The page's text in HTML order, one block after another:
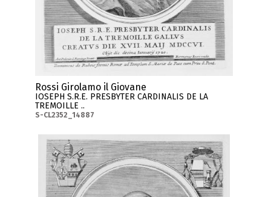
Rossi Girolamo il Giovane
IOSEPH S.R.E. PRESBYTER CARDINALIS DE LA
TREMOILLE ..
S-CL2352_14887